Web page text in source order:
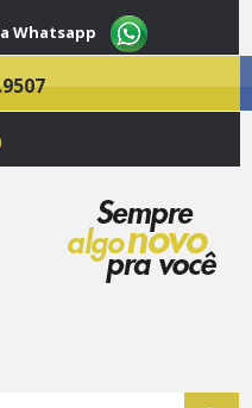
Whatsapp